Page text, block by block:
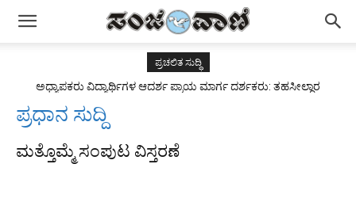
ಪ್ರಚಲಿತ ಸುದ್ಧಿ
ಅಧ್ಯಾಪಕರು ವಿದ್ಯಾರ್ಥಿಗಳ ಆದರ್ಶ ಪ್ರಾಯ ಮಾರ್ಗ ದರ್ಶಕರು: ತಹಸೀಲ್ದಾರ
ಪ್ರಧಾನ ಸುದ್ದಿ
ಮತ್ತೊಮ್ಮೆ ಸಂಪುಟ ವಿಸ್ತರಣೆ